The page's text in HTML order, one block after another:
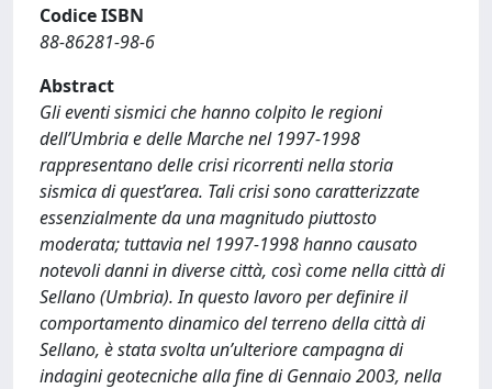
Codice ISBN
88-86281-98-6
Abstract
Gli eventi sismici che hanno colpito le regioni
dell’Umbria e delle Marche nel 1997-1998
rappresentano delle crisi ricorrenti nella storia
sismica di quest’area. Tali crisi sono caratterizzate
essenzialmente da una magnitudo piuttosto
moderata; tuttavia nel 1997-1998 hanno causato
notevoli danni in diverse città, così come nella città di
Sellano (Umbria). In questo lavoro per definire il
comportamento dinamico del terreno della città di
Sellano, è stata svolta un’ulteriore campagna di
indagini geotecniche alla fine di Gennaio 2003, nella